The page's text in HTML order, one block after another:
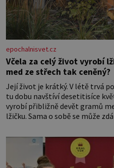
epochalnisvet.cz
Včela za celý život vyrobí
med ze střech tak ceněný?
Její život je krátký. V létě trvá
tu dobu navštíví desetitisíce
vyrobí přibližně devět gramů
lžičku. Sama o sobě se může
vznikne jeden z